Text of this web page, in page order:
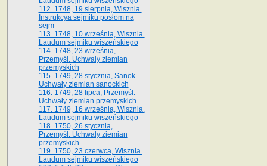
112. 1748, 19 sierpnia, Wisznia.
Instrukcya sejmiku posłom na
sejm
113. 1748, 10 września, Wisznia.
Laudum sejmiku wiszeńskiego
114. 1748, 23 września,
Przemyśl. Uchwały ziemian
przemyskich
115. 1749, 28 stycznia, Sanok.
Uchwały ziemian sanockich
116. 1749, 28 lipca, Przemyśl.
Uchwały ziemian przemyskich
117. 1749, 16 września, Wisznia.
Laudum sejmiku wiszeńskiego
118. 1750, 26 stycznia,
Przemyśl. Uchwały ziemian
przemyskich
119. 1750, 23 czerwca, Wisznia.
Laudum sejmiku wiszeńskiego